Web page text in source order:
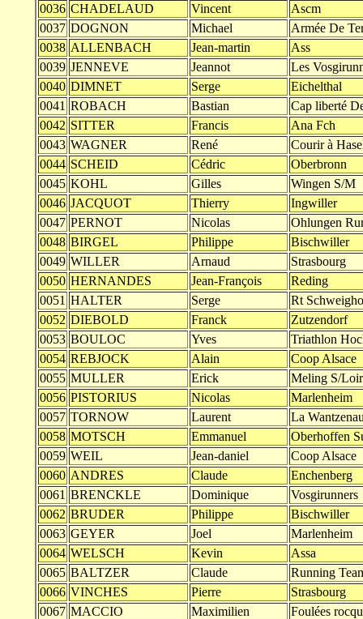
0036 CHADELAUD Vincent
Ascm
0037 DOGNON Michael
Armée De
0038 ALLENBACH Jean-martin
Ass
0039 JENNEVE Jeannot
Les
0040 DIMNET Serge
Eichelthal
0041 ROBACH Bastian
Cap liberté
0042 SITTER Francis
Ana Fch
0043 WAGNER René
Courir à
0044 SCHEID Cédric
Oberbronn
0045 KOHL Gilles
Wingen S/M
0046 JACQUOT Thierry
Ingwiller
0047 PERNOT Nicolas
Ohlungen
0048 BIRGEL Philippe
Bischwiller
0049 WILLER Arnaud
Strasbourg
0050 HERNANDES Jean-François
Reding
0051 HALTER Serge
Rt
0052 DIEBOLD Franck
Zutzendorf
0053 BOULOC Yves
Triathlon
0054 REBJOCK Alain
Coop Alsace
0055 MULLER Erick
Meling S/
0056 PISTORIUS Nicolas
Marlenheim
0057 TORNOW Laurent
La
0058 MOTSCH Emmanuel
Oberhoffen
0059 WEIL Jean-daniel
Coop Alsace
0060 ANDRES Claude
Enchenberg
0061 BRENCKLE Dominique
Vosgirunners
0062 BRUDER Philippe
Bischwiller
0063 GEYER Joel
Marlenheim
0064 WELSCH Kevin
Assa
0065 BALTZER Claude
Running
0066 VINCHES Pierre
Strasbourg
0067 MACCIO Maximilien
Foulées